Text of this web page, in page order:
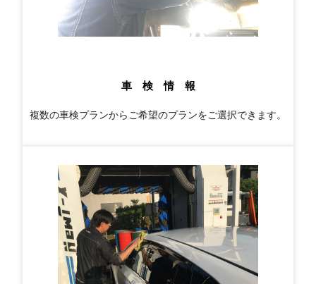
車 検 情 報
複数の車検プランからご希望のプランをご選択できます。